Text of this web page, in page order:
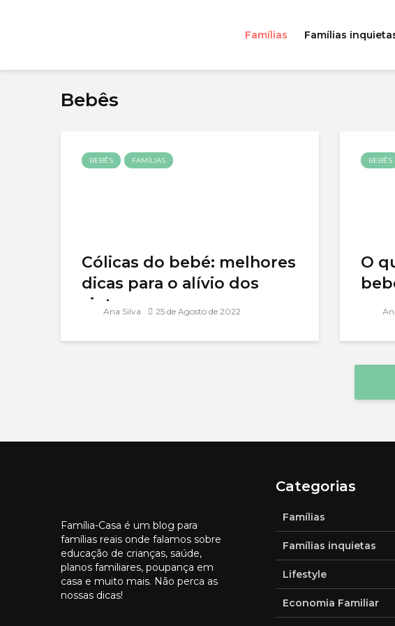
Famílias Famílias
Bebês
BEBÊS FAMÍLIAS
Cólicas do bebé: melhores
dicas para o alívio dos
sintomas
Ana Silva 25 de Agosto de 2022
BEBÊS
O
Família-Casa é um blog para
famílias reais onde falamos sobre
educação de crianças, saúde,
planos familiares, poupança em
casa e muito mais. Não perca as
nossas dicas!
Categorias
Famílias
Famílias inquietas
Lifestyle
Economia Familiar